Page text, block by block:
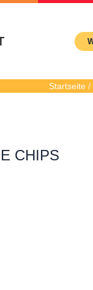
Startseite
CHIPS